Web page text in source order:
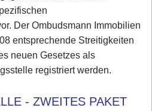
Der Ombudsmann Immobilien
entsprechende Streitigkeiten
neuen Gesetzes als
registriert werden.
- ZWEITES PAKET